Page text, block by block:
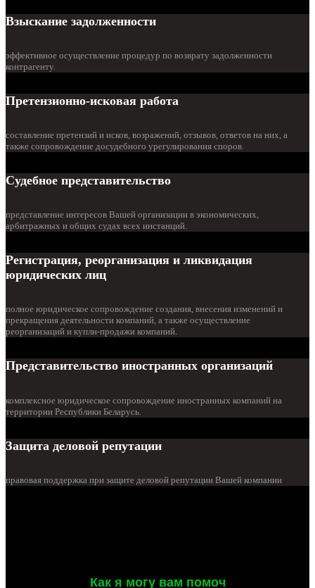
Взыскание задолженности
эффективное осуществление процедур по возврату задолженности
контрагенту.
Претензионно-исковая работа
составление претензий и исков, возражений, отзывов, ответов на них, а
также сопровождение досудебного урегулирования споров.
Судебное представительство
представление интересов Вашей организации в экономических,
арбитражных и общих судах всех инстанций.
Регистрация, реорганизация и ликвидация
юридических лиц
полное юридическое сопровождение создания, внесения изменений и
прекращения деятельности компаний, а также осуществление
реорганизаций и купли-продажи компаний.
Представительство иностранных организаций
комплексное юридическое сопровождение иностранных компаний на
территории Республики Беларусь.
Защита деловой репутации
правовая поддержка при защите деловой репутации Вашей компании
Как я могу вам помоч